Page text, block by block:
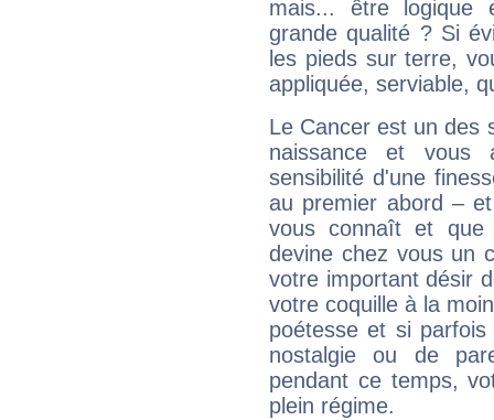
mais... être logique
grande qualité ? Si
les pieds sur terre,
appliquée, serviable,
Le Cancer est un des
naissance et vous
sensibilité d'une
au premier abord –
vous connaît et
devine chez vous un
votre important désir
votre coquille à la
poétesse et si
nostalgie ou de
pendant ce temps,
plein régime.